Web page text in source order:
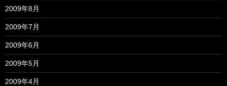
2009年8月
2009年7月
2009年6月
2009年5月
2009年4月